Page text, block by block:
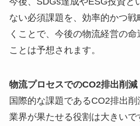
ない必須課題を、効率的かつ
くことで、今後の物流経営の
ことは予想されます。
物流プロセスでのCO2排出削減
国際的な課題であるCO2排出
業界が果たせる役割は大きいで